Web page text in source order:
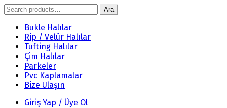
Search
for:
Ara
Bukle Halılar
Rip / Velür Halılar
Tufting Halılar
Çim Halılar
Parkeler
Pvc Kaplamalar
Bize Ulaşın
Giriş Yap / Üye Ol